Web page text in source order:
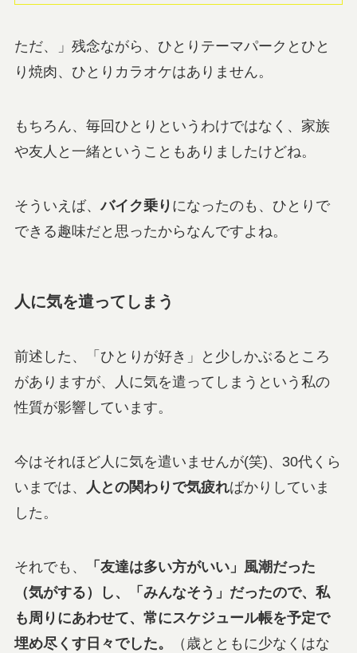
ただ、」残念ながら、ひとりテーマパークとひと
り焼肉、ひとりカラオケはありません。
もちろん、毎回ひとりというわけではなく、家族
や友人と一緒ということもありましたけどね。
そういえば、バイク乗り になったのも、ひとりで
できる趣味だと思ったからなんですよね。
人に気を遣ってしまう
前述した、「ひとりが好き」と少しかぶるところ
がありますが、人に気を遣ってしまうという私の
性質が影響しています。
今はそれほど人に気を遣いませんが(笑)、30代くら
いまでは、
人との関わりで気疲ればかりしていま
した。
それでも、
「友達は多い方がいい」風潮だった
（気がする）し、「みんなそう」だったので、私
も周りにあわせて、常にスケジュール帳を予定で
埋め尽くす日々でした。
（歳とともに少なくはな